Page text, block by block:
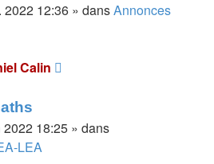
2022 12:36 » dansAnnonces
Calin
18:25 » dans
LEA